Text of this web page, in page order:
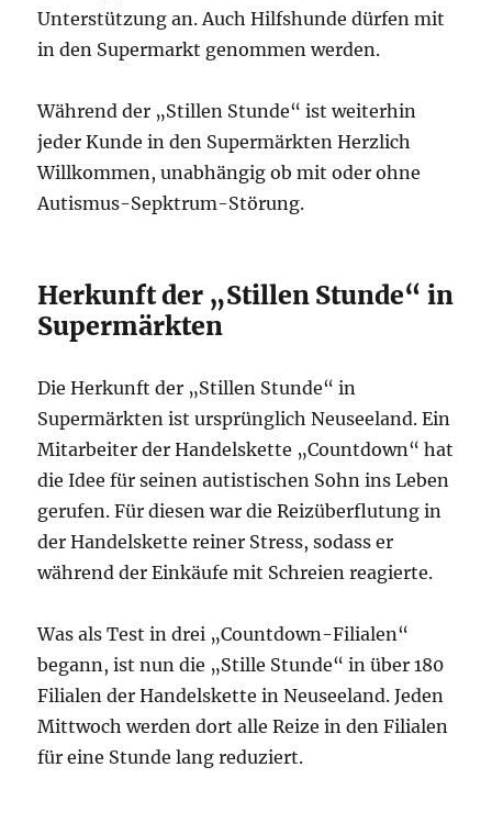
Unterstützung an. Auch Hilfshunde dürfen mit
in den Supermarkt genommen werden.
Während der „Stillen Stunde“ ist weiterhin
jeder Kunde in den Supermärkten Herzlich
Willkommen, unabhängig ob mit oder ohne
Autismus-Sepktrum-Störung.
Herkunft der „Stillen Stunde“ in
Supermärkten
Die Herkunft der „Stillen Stunde“ in
Supermärkten ist ursprünglich Neuseeland. Ein
Mitarbeiter der Handelskette „Countdown“ hat
die Idee für seinen autistischen Sohn ins Leben
gerufen. Für diesen war die Reizüberflutung in
der Handelskette reiner Stress, sodass er
während der Einkäufe mit Schreien reagierte.
Was als Test in drei „Countdown-Filialen“
begann, ist nun die „Stille Stunde“ in über 180
Filialen der Handelskette in Neuseeland. Jeden
Mittwoch werden dort alle Reize in den Filialen
für eine Stunde lang reduziert.